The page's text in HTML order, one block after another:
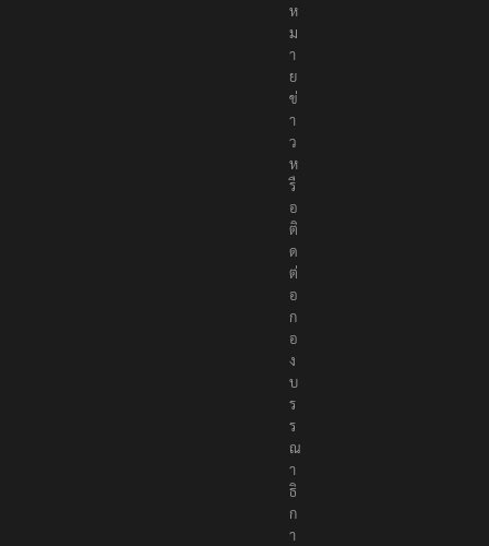
ห
ม
า
ย
ข่
า
ว
ห
รื
อ
ติ
ด
ต่
อ
ก
อ
ง
บ
ร
ร
ณ
า
ธิ
ก
า